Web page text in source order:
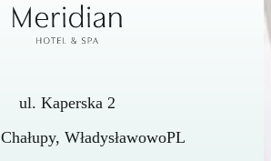
ul. Kaperska 2
Chałupy, WładysławowoPL